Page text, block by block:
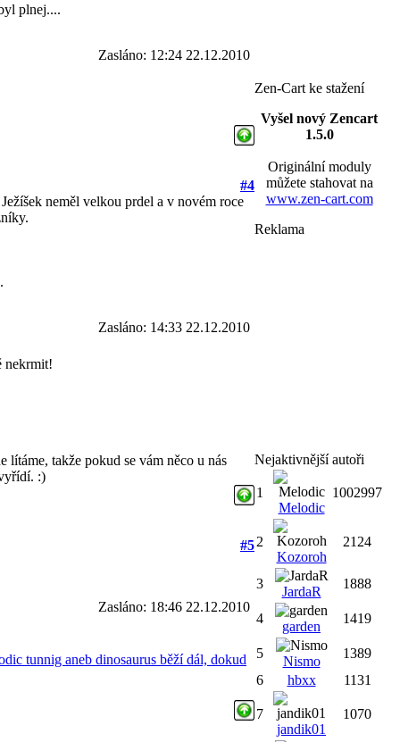
plnej....
Zasláno: 12:24 22.12.2010
#4
neměl velkou prdel a v novém roce
Zasláno: 14:33 22.12.2010
nekrmit!
lítáme, takže pokud se vám něco u nás
:)
#5
Zasláno: 18:46 22.12.2010
tunnig aneb dinosaurus běží dál, dokud
Zen-Cart ke stažení
Vyšel nový Zencart
1.5.0
Originální moduly
můžete stahovat na
www.zen-cart.com
Reklama
Nejaktivnější autoři
1
Melodic
1002997
2
Kozoroh
2124
3
JardaR
1888
4
garden
1419
5
Nismo
1389
6
hbxx 1131
7
jandik01
1070